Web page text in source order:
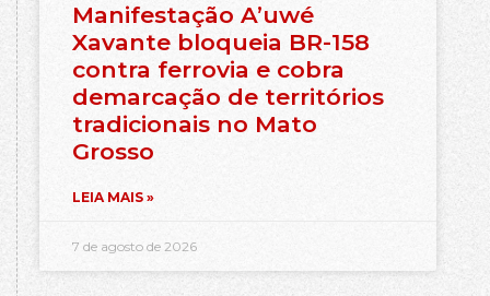
Manifestação A’uwé
Xavante bloqueia BR-158
contra ferrovia e cobra
demarcação de territórios
tradicionais no Mato
Grosso
LEIA MAIS »
7 de agosto de 2026